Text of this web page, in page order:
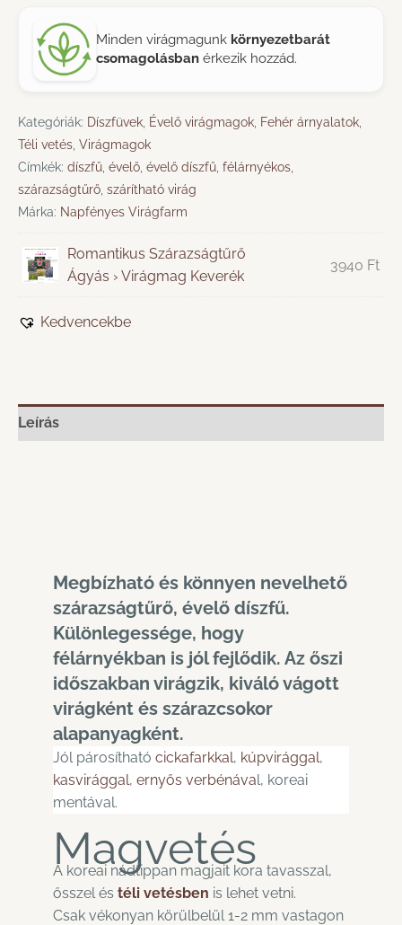
Minden virágmagunk környezetbarát
csomagolásban érkezik hozzád.
Kategóriák: Díszfüvek Évelő virágmagok Fehér árnyalatok
Téli vetés Virágmagok
Címkék: díszfű évelő évelő díszfű félárnyékos
szárazságtűrő szárítható virág
Márka: Napfényes Virágfarm
Romantikus Szárazságtűrő
Ágyás › Virágmag Keverék
3940 Ft
Kedvencekbe
Leírás
Megbízható és könnyen nevelhető
szárazságtűrő, évelő díszfű.
Különlegessége, hogy
félárnyékban is jól fejlődik. Az őszi
időszakban virágzik, kiváló vágott
virágként és szárazcsokor
alapanyagként.
Jól párosítható cickafarkkal, kúpvirággal,
kasvirággal, ernyős verbénával, koreai
mentával.
Magvetés
A koreai nádtippan magjait kora tavasszal,
ősszel és téli vetésben is lehet vetni.
Csak vékonyan körülbelül 1-2 mm vastagon